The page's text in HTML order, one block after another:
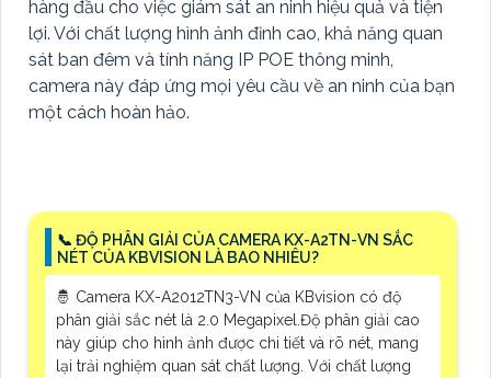
hàng đầu cho việc giám sát an ninh hiệu quả và tiện
lợi. Với chất lượng hình ảnh đỉnh cao, khả năng quan
sát ban đêm và tính năng IP POE thông minh,
camera này đáp ứng mọi yêu cầu về an ninh của bạn
một cách hoàn hảo.
📞 ĐỘ PHÂN GIẢI CỦA CAMERA KX-A2TN-VN SẮC
NÉT CỦA KBVISION LÀ BAO NHIÊU?
🤴 Camera KX-A2012TN3-VN của KBvision có độ
phân giải sắc nét là 2.0 Megapixel.Độ phân giải cao
này giúp cho hình ảnh được chi tiết và rõ nét, mang
lại trải nghiệm quan sát chất lượng. Với chất lượng